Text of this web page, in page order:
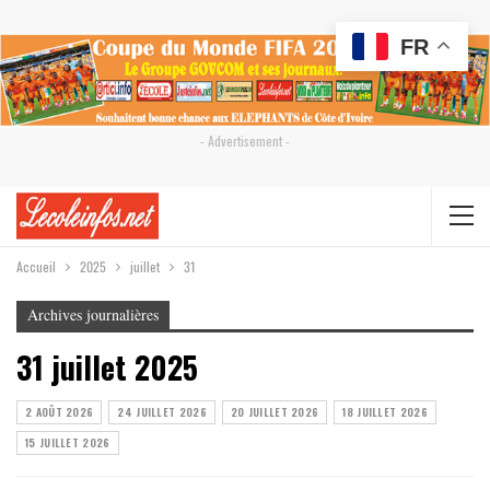
- Advertisement -
Accueil 2025 juillet 31
Archives journalières
31 juillet 2025
2 AOÛT 2026 24 JUILLET 2026 20 JUILLET 2026
18 JUILLET 2026
15 JUILLET 2026
FR